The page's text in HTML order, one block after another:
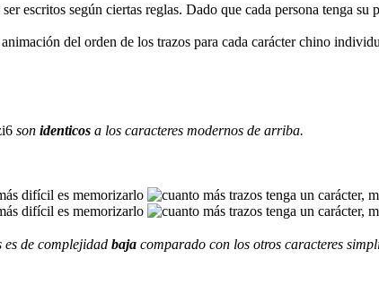
escritos según ciertas reglas. Dado que cada persona tenga
del orden de los trazos para cada carácter chino
son identicos a los caracteres modernos de arriba.
es de complejidad baja comparado con los otros caracteres